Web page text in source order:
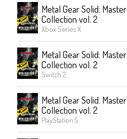
Metal Gear Solid: Master
Collection vol. 2
Xbox Series X
Metal Gear Solid: Master
Collection vol. 2
Switch 2
Metal Gear Solid: Master
Collection vol. 2
PlayStation 5